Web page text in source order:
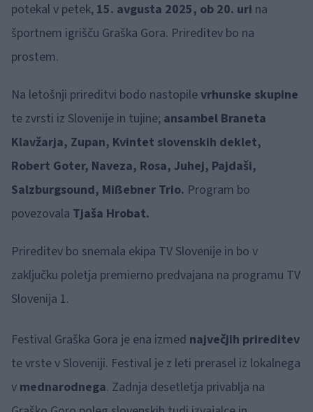
potekal v petek, 15. avgusta 2025, ob 20. uri na
športnem igrišču Graška Gora. Prireditev bo na
prostem.
Na letošnji prireditvi bodo nastopilevrhunske skupine
te zvrsti iz Slovenije in tujine; ansambel Braneta
Klavžarja, Zupan, Kvintet slovenskih deklet,
Robert Goter, Naveza, Rosa, Juhej, Pajdaši,
Salzburgsound, Mißebner Trio. Program bo
povezovala Tjaša Hrobat.
Prireditev bo snemala ekipa TV Slovenije in bo v
zaključku poletja premierno predvajana na programu TV
Slovenija 1.
Festival Graška Gora je ena izmed največjih prireditev
te vrste v Sloveniji. Festival je z leti prerasel iz lokalnega
v mednarodnega. Zadnja desetletja privablja na